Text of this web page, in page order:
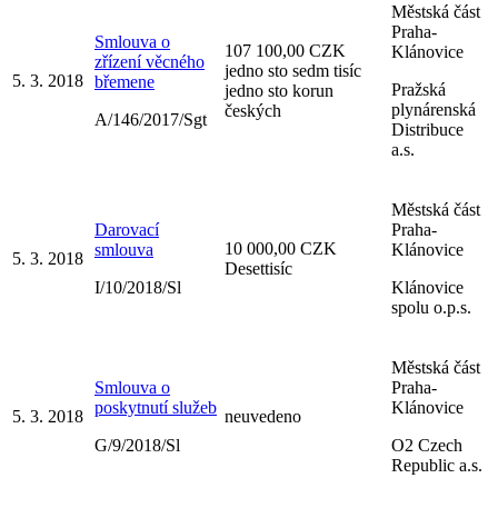
5. 3. 2018
Smlouva o
zřízení věcného
břemene
A/146/2017/Sgt
107 100,00 CZK
jedno sto sedm tisíc
jedno sto korun
českých
Městská část
Praha-
Klánovice
Pražská
plynárenská
Distribuce
a.s.
5. 3. 2018
Darovací
smlouva
I/10/2018/Sl
10 000,00 CZK
Desettisíc
Městská část
Praha-
Klánovice
Klánovice
spolu o.p.s.
5. 3. 2018
Smlouva o
poskytnutí služeb
G/9/2018/Sl
neuvedeno
Městská část
Praha-
Klánovice
O2 Czech
Republic a.s.